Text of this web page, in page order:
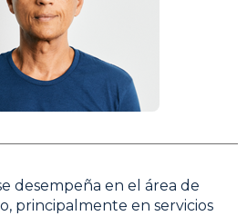
desempeña en el área de
principalmente en servicios